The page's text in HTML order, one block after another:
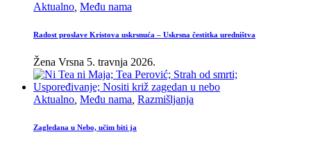
Aktualno Među nama
Radost proslave Kristova uskrsnuća – Uskrsna čestitka uredništva
Žena Vrsna 5. travnja 2026.
Aktualno Među nama Razmišljanja
Zagledana u Nebo, učim biti ja